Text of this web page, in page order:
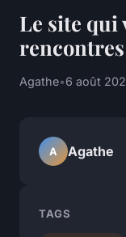
Le site qui
Agathe•6 août
A Agathe
TAGS